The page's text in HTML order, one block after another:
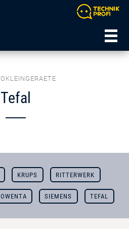
Tefal
KRUPS RITTERWERK
SIEMENS TEFAL